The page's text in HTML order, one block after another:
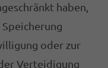
haben,
oder zur
Verteidigung